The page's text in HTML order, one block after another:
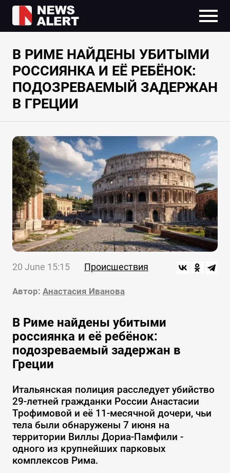
В РИМЕ НАЙДЕНЫ УБИТЫМИ
РОССИЯНКА И ЕЁ РЕБЁНОК:
ПОДОЗРЕВАЕМЫЙ ЗАДЕРЖАН
В ГРЕЦИИ
20 June 15:15 Происшествия
Автор: Анастасия Иванова
В Риме найдены убитыми
россиянка и её ребёнок:
подозреваемый задержан в
Греции
Итальянская полиция расследует убийство
29-летней гражданки России Анастасии
Трофимовой и её 11-месячной дочери, чьи
тела были обнаружены 7 июня на
территории Виллы Дориа-Памфили -
одного из крупнейших парковых
комплексов Рима.